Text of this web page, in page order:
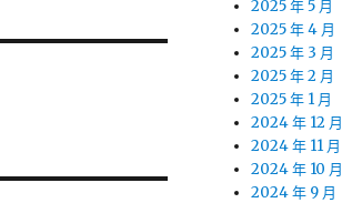
2025 年 5 月
2025 年 4 月
2025 年 3 月
2025 年 2 月
2025 年 1 月
2024 年 12 月
2024 年 11 月
2024 年 10 月
2024 年 9 月